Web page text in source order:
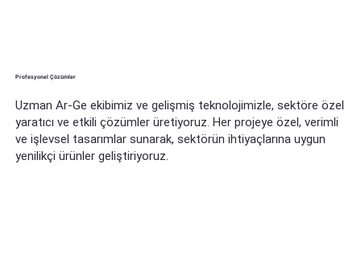
Profesyonel Çözümler
Uzman Ar-Ge ekibimiz ve gelişmiş teknolojimizle, sektöre özel
yaratıcı ve etkili çözümler üretiyoruz. Her projeye özel, verimli
ve işlevsel tasarımlar sunarak, sektörün ihtiyaçlarına uygun
yenilikçi ürünler geliştiriyoruz.